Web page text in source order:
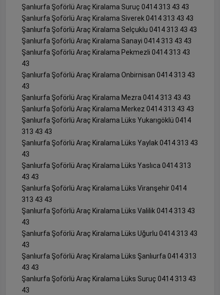
Şanlıurfa Şoförlü Araç Kiralama Suruç 0414 313 43 43
Şanlıurfa Şoförlü Araç Kiralama Siverek 0414 313 43 43
Şanlıurfa Şoförlü Araç Kiralama Selçuklu 0414 313 43 43
Şanlıurfa Şoförlü Araç Kiralama Sanayi 0414 313 43 43
Şanlıurfa Şoförlü Araç Kiralama Pekmezli 0414 313 43
43
Şanlıurfa Şoförlü Araç Kiralama Onbirnisan 0414 313 43
43
Şanlıurfa Şoförlü Araç Kiralama Mezra 0414 313 43 43
Şanlıurfa Şoförlü Araç Kiralama Merkez 0414 313 43 43
Şanlıurfa Şoförlü Araç Kiralama Lüks Yukarıgöklü 0414
313 43 43
Şanlıurfa Şoförlü Araç Kiralama Lüks Yaylak 0414 313 43
43
Şanlıurfa Şoförlü Araç Kiralama Lüks Yaslıca 0414 313
43 43
Şanlıurfa Şoförlü Araç Kiralama Lüks Viranşehir 0414
313 43 43
Şanlıurfa Şoförlü Araç Kiralama Lüks Valilik 0414 313 43
43
Şanlıurfa Şoförlü Araç Kiralama Lüks Uğurlu 0414 313 43
43
Şanlıurfa Şoförlü Araç Kiralama Lüks Şanlıurfa 0414 313
43 43
Şanlıurfa Şoförlü Araç Kiralama Lüks Suruç 0414 313 43
43